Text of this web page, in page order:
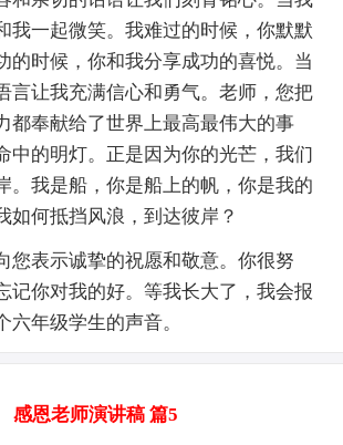
我一起微笑。我难过的时候，你默默
的时候，你和我分享成功的喜悦。当
言让我充满信心和勇气。老师，您把
都奉献给了世界上最高最伟大的事
中的明灯。正是因为你的光芒，我们
。我是船，你是船上的帆，你是我的
如何抵挡风浪，到达彼岸？
您表示诚挚的祝愿和敬意。你很努
记你对我的好。等我长大了，我会报
六年级学生的声音。
感恩老师演讲稿 篇5